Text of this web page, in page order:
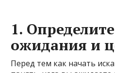
1.
ожидания и
Перед тем как начать